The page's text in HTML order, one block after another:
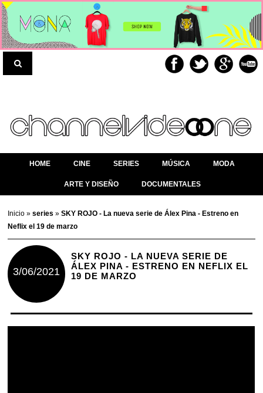
HOME CINE SERIES MÚSICA MODA
ARTE Y DISEÑO DOCUMENTALES
Inicio»series»SKY ROJO - La nueva serie de Álex Pina - Estreno en
Neflix el 19 de marzo
3/06/2021
SKY ROJO - LA NUEVA SERIE DE
ÁLEX PINA - ESTRENO EN NEFLIX EL
19 DE MARZO